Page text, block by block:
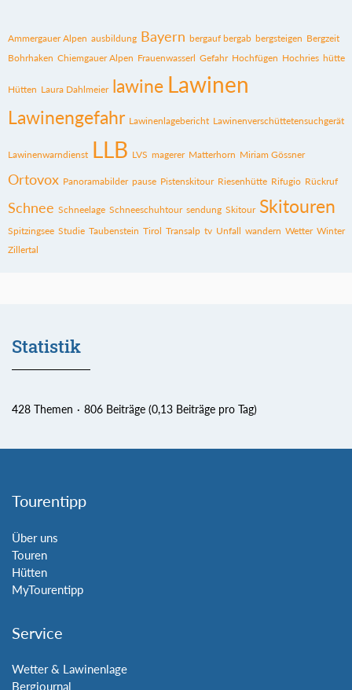
Ammergauer Alpen ausbildung Bayern bergauf bergab bergsteigen Bergzeit
Bohrhaken Chiemgauer Alpen Frauenwasserl Gefahr Hochfügen Hochries hütte
Hütten Laura Dahlmeier lawine Lawinen
Lawinengefahr Lawinenlagebericht Lawinenverschüttetensuchgerät
Lawinenwarndienst LLB LVS magerer Matterhorn Miriam Gössner
Ortovox Panoramabilder pause Pistenskitour Riesenhütte Rifugio Rückruf
Schnee Schneelage Schneeschuhtour sendung Skitour Skitouren
Spitzingsee Studie Taubenstein Tirol Transalp tv Unfall wandern Wetter Winter
Zillertal
Statistik
428 Themen 806 Beiträge (0,13 Beiträge pro Tag)
Tourentipp
Über uns
Touren
Hütten
MyTourentipp
Service
Wetter & Lawinenlage
Bergjournal